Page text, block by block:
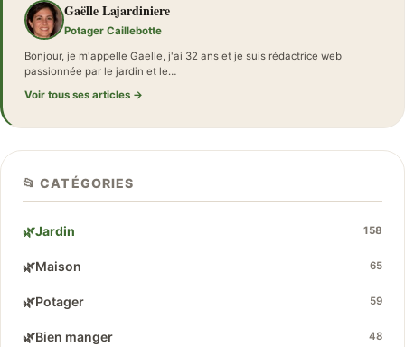
Gaëlle Lajardiniere
Potager Caillebotte
Bonjour, je m'appelle Gaelle, j'ai 32 ans et je suis rédactrice web
passionnée par le jardin et le…
Voir tous ses articles →
📂 CATÉGORIES
🌿Jardin 158
🌿Maison 65
🌿Potager 59
🌿Bien manger 48